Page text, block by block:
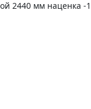
2440 мм наценка